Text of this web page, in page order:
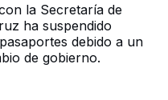
la Secretaría de
ha suspendido
debido a un
de gobierno.